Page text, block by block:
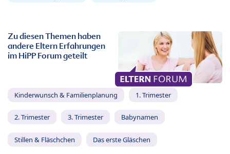
Zu diesen Themen haben
andere Eltern Erfahrungen
im HiPP Forum geteilt
Kinderwunsch & Familienplanung 1. Trimester
2. Trimester 3. Trimester Babynamen
Stillen & Fläschchen Das erste Gläschen